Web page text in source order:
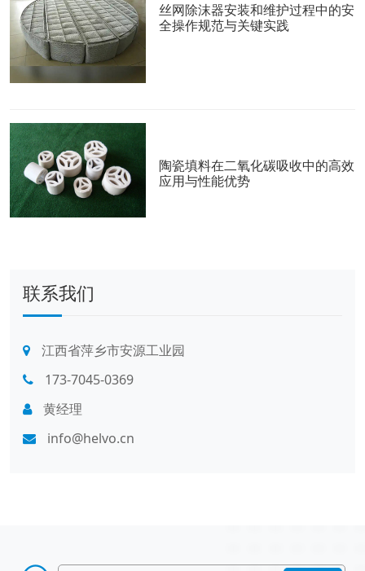
丝网除沫器安装和维护过程中的安
全操作规范与关键实践
陶瓷填料在二氧化碳吸收中的高效
应用与性能优势
联系我们
江西省萍乡市安源工业园
173-7045-0369
黄经理
info@helvo.cn